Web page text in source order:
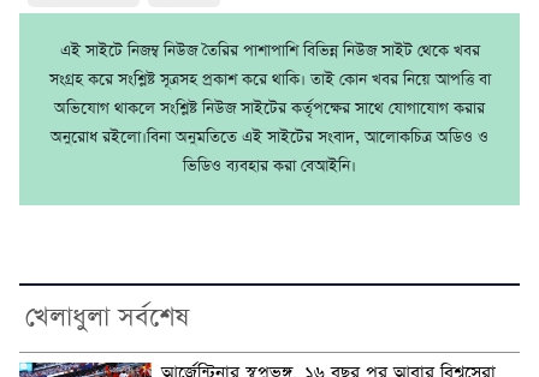
এই সাইটে নিজম্ব নিউজ তৈরির পাশাপাশি বিভিন্ন নিউজ সাইট থেকে খবর
সংগ্রহ করে সংশ্লিষ্ট সূত্রসহ প্রকাশ করে থাকি। তাই কোন খবর নিয়ে আপত্তি বা
অভিযোগ থাকলে সংশ্লিষ্ট নিউজ সাইটের কর্তৃপক্ষের সাথে যোগাযোগ করার
অনুরোধ রইলো।বিনা অনুমতিতে এই সাইটের সংবাদ, আলোকচিত্র অডিও ও
ভিডিও ব্যবহার করা বেআইনি।
খেলাধুলা সর্বশেষ